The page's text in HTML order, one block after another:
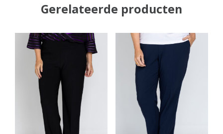
Gerelateerde producten